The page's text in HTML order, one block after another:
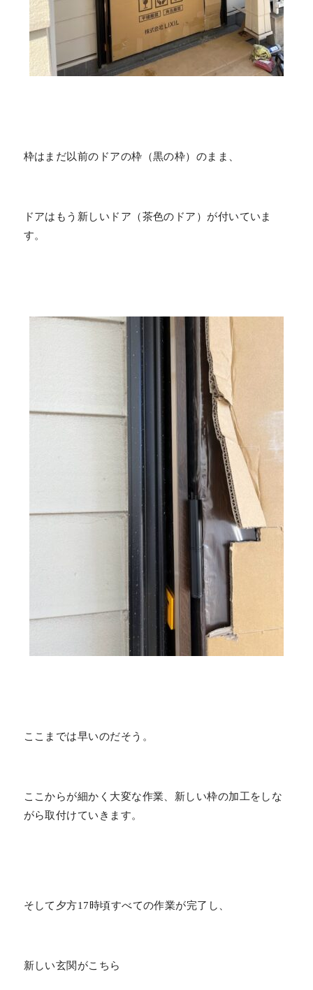
枠はまだ以前のドアの枠（黒の枠）のまま、
ドアはもう新しいドア（茶色のドア）が付いていま
す。
ここまでは早いのだそう。
ここからが細かく大変な作業、新しい枠の加工をしな
がら取付けていきます。
そして夕方17時頃すべての作業が完了し、
新しい玄関がこちら